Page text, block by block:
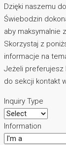
Dzięki naszemu
Świebodzin
aby maksymalnie
Skorzystaj z
informacje na
Jeżeli preferujesz
do sekcji kontakt
Inquiry Type
Information